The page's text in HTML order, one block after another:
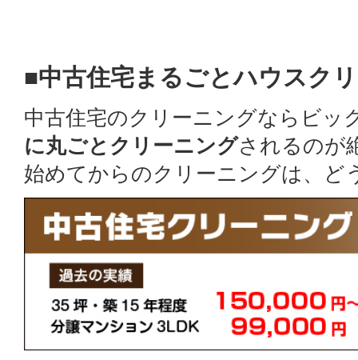
■中古住宅まるごとハウスク
中古住宅のクリーニングならビッ
に丸ごとクリーニングされるのが
始めてからのクリーニングは、ど